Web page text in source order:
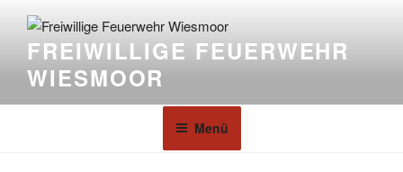
FREIWILLIGE FEUERWEHR
WIESMOOR
Menü